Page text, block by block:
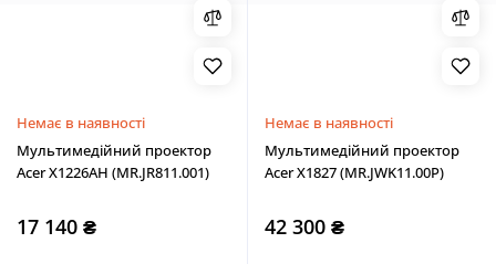
Немає в наявності
Мультимедійний проектор
Acer X1226AH (MR.JR811.001)
17 140 ₴
Немає в наявності
Мультимедійний проектор
Acer X1827 (MR.JWK11.00P)
42 300 ₴